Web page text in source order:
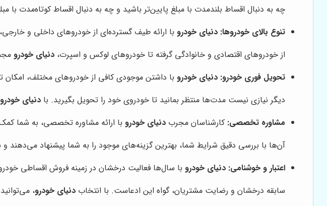
چه به دنبال اقساط بلندمدت با مبلغ پایین‌تر باشید و چه به دنبال اقساط کوتاه‌مدت با مبلغ
تنوع بالای خودروها: دنیای خودرو با ارائه طیف گسترده‌ای از خودروهای داخلی و
از خودروهای اقتصادی و خانوادگی گرفته تا خودروهای لوکس و اسپرت، دنیای خودرو
تحویل فوری خودرو: دنیای خودرو با داشتن موجودی کافی از خودروهای مختلف، امکان
دیگر نیازی نیست مدت‌ها منتظر بمانید تا خودروی خود را تحویل بگیرید. با دنیای خودرو
مشاوره تخصصی: کارشناسان مجرب دنیای خودرو با ارائه مشاوره تخصصی، به شما
آن‌ها با بررسی دقیق شرایط شما، بهترین گزینه‌های موجود را به شما پیشنهاد می‌دهند و
اعتبار و خوشنامی: دنیای خودرو با سال‌ها فعالیت درخشان در زمینه فروش اقساطی
سابقه درخشان و رضایت مشتریان، گواه این ادعاست. با انتخاب دنیای خودرو،